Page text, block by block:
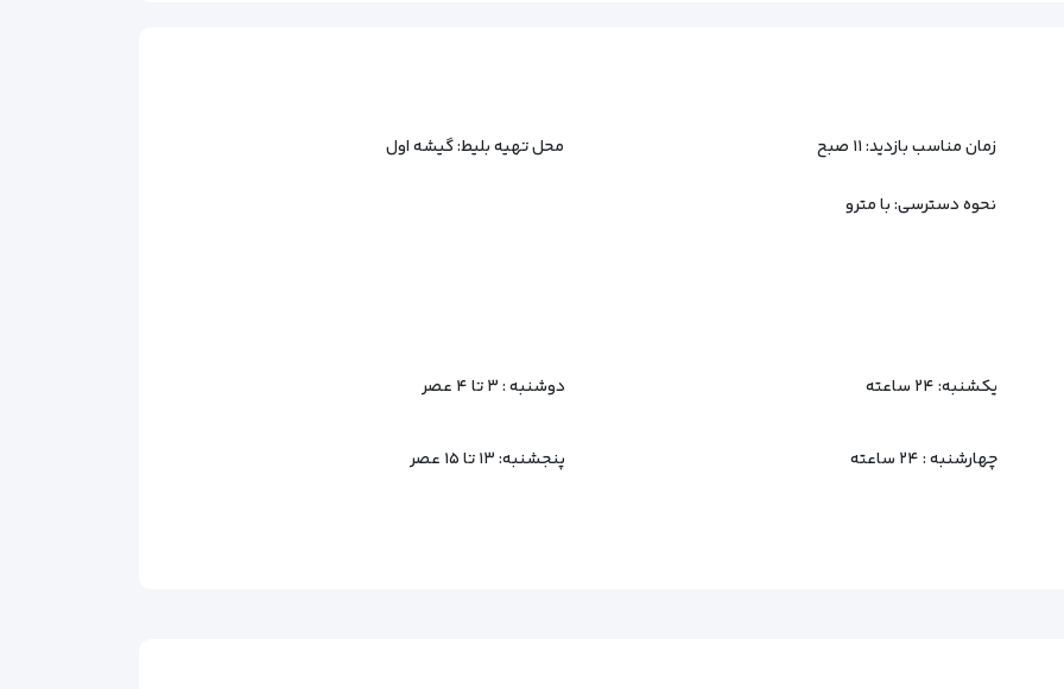
زمان مناسب بازدید: ۱۱ صبح محل تهیه بلیط: گیشه اول
نحوه دسترسی: با مترو
یکشنبه:۲۴ ساعته دوشنبه :۳ تا ۴ عصر
چهارشنبه :۲۴ ساعته پنجشنبه:۱۳ تا ۱۵ عصر